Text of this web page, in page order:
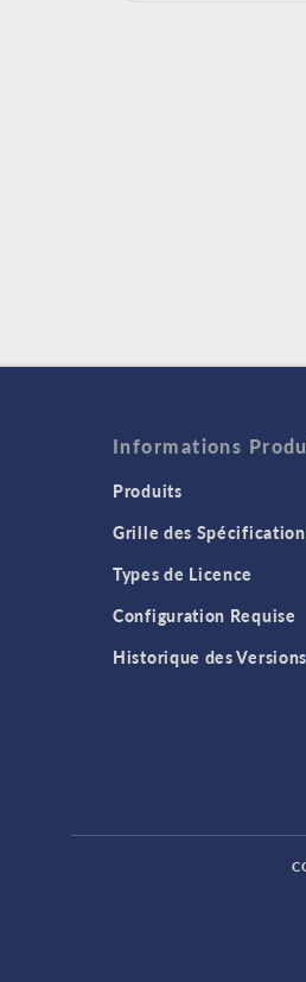
Informations
Produits
Grille des
Types de Licence
Configuration Requise
Historique des Versions